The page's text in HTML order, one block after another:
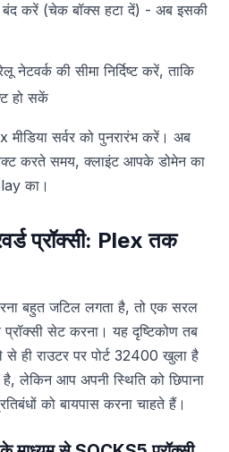
करें (चेक बॉक्स हटा दें) - अब इसकी
नेटवर्क की सीमा निर्दिष्ट करें, ताकि
हो सकें
सर्वर को पुनरारंभ करें। अब
करते समय, क्लाइंट आपके डोमेन का
का।
प्रॉक्सी: Plex तक
बहुत जटिल लगता है, तो एक सरल
सेट करना। यह दृष्टिकोण तब
ही राउटर पर पोर्ट 32400 खुला है
लेकिन आप अपनी स्थिति को छिपाना
को बायपास करना चाहते हैं।